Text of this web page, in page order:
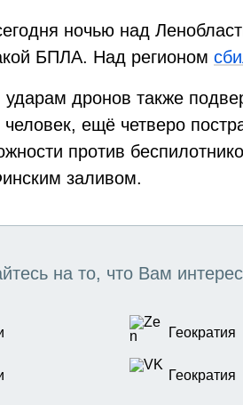
ночью над
БПЛА. Над регионом
дронов также
человек, ещё четверо
против
заливом.
на то, что Вам
Геократия
Геократия